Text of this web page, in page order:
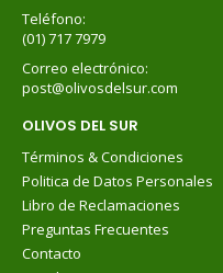
Teléfono:
(01) 717 7979
Correo electrónico:
post@olivosdelsur.com
OLIVOS DEL SUR
Términos & Condiciones
Politica de Datos Personales
Libro de Reclamaciones
Preguntas Frecuentes
Contacto